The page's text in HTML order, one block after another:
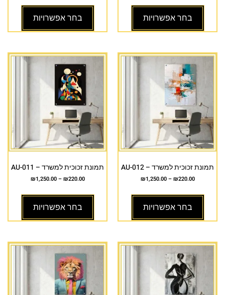
בחר אפשרויות בחר אפשרויות
תמונת זכוכית למשרד – AU-012
₪220.00
–
₪1,250.00
בחר אפשרויות
תמונת זכוכית למשרד – AU-011
₪220.00
–
₪1,250.00
בחר אפשרויות